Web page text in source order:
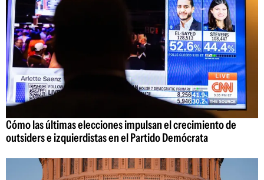
Cómo las últimas elecciones impulsan el crecimiento de
outsiders e izquierdistas en el Partido Demócrata